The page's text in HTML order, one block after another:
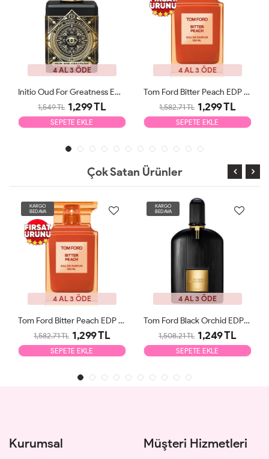
4 AL 3 ÖDE
Initio Oud For Greatness EDP 90ml Unisex Parfüm Tester
1,549 TL 1,299 TL
SEPETE EKLE
4 AL 3 ÖDE
Tom Ford Bitter Peach EDP 100ml Unisex Parfüm Tester
1,582.71 TL 1,299 TL
SEPETE EKLE
Çok Satan Ürünler
KARGO
BEDAVA
4 AL 3 ÖDE
Tom Ford Bitter Peach EDP 100ml Unisex Parfüm Tester
1,582.71 TL 1,299 TL
SEPETE EKLE
KARGO
BEDAVA
4 AL 3 ÖDE
Tom Ford Black Orchid EDP 100ml Unisex Parfüm Tester
1,508.21 TL 1,249 TL
SEPETE EKLE
Kurumsal Müşteri Hizmetleri